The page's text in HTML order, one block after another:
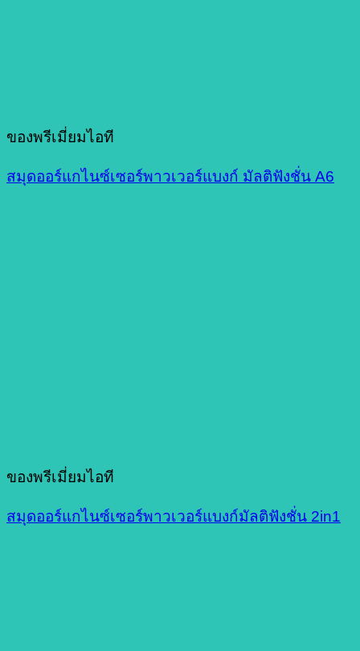
ของพรีเมี่ยมไอที
สมุดออร์แกไนซ์เซอร์พาวเวอร์แบงก์ มัลติฟังชั่น A6
ของพรีเมี่ยมไอที
สมุดออร์แกไนซ์เซอร์พาวเวอร์แบงก์มัลติฟังชั่น 2in1